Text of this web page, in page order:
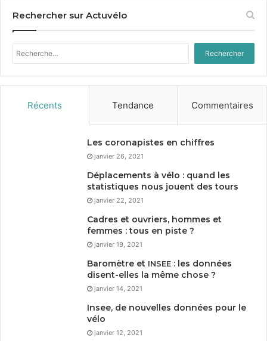
Rechercher sur Actuvélo
Rechercher :
Récents Tendance Commentaires
Les coronapistes en chiffres
janvier 26, 2021
Déplacements à vélo : quand les
statistiques nous jouent des tours
janvier 22, 2021
Cadres et ouvriers, hommes et
femmes : tous en piste ?
janvier 19, 2021
Baromètre et INSEE : les données
disent-elles la même chose ?
janvier 14, 2021
Insee, de nouvelles données pour le
vélo
janvier 12, 2021